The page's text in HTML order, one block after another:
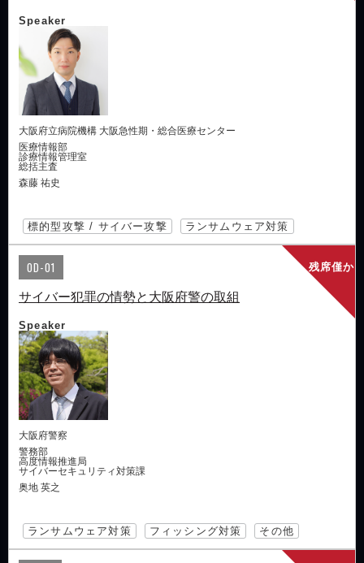
Speaker
大阪府立病院機構 大阪急性期・総合医療センター
医療情報部
診療情報管理室
総括主査
森藤 祐史
標的型攻撃 / サイバー攻撃 ランサムウェア対策
残席僅か
OD-01
サイバー犯罪の情勢と大阪府警の取組
Speaker
大阪府警察
警務部
高度情報推進局
サイバーセキュリティ対策課
奥地 英之
ランサムウェア対策 フィッシング対策 その他